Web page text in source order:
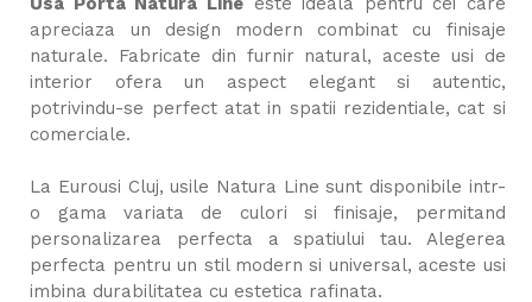
apreciaza un design modern combinat cu finisaje
naturale. Fabricate din furnir natural, aceste usi de
interior ofera un aspect elegant si autentic,
potrivindu-se perfect atat in spatii rezidentiale, cat si
comerciale.
La Eurousi Cluj, usile Natura Line sunt disponibile intr-
o gama variata de culori si finisaje, permitand
personalizarea perfecta a spatiului tau. Alegerea
perfecta pentru un stil modern si universal, aceste usi
imbina durabilitatea cu estetica rafinata.